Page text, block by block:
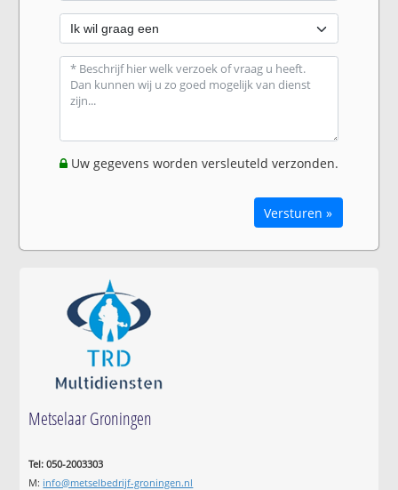
Uw gegevens worden versleuteld verzonden.
Versturen »
Metselaar Groningen
Tel: 050-2003303
M: info@metselbedrijf-groningen.nl